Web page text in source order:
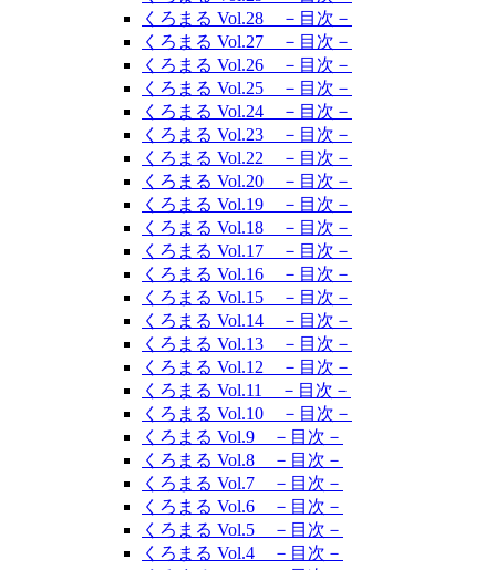
くろまる Vol.28 －目次－
くろまる Vol.27 －目次－
くろまる Vol.26 －目次－
くろまる Vol.25 －目次－
くろまる Vol.24 －目次－
くろまる Vol.23 －目次－
くろまる Vol.22 －目次－
くろまる Vol.20 －目次－
くろまる Vol.19 －目次－
くろまる Vol.18 －目次－
くろまる Vol.17 －目次－
くろまる Vol.16 －目次－
くろまる Vol.15 －目次－
くろまる Vol.14 －目次－
くろまる Vol.13 －目次－
くろまる Vol.12 －目次－
くろまる Vol.11 －目次－
くろまる Vol.10 －目次－
くろまる Vol.9 －目次－
くろまる Vol.8 －目次－
くろまる Vol.7 －目次－
くろまる Vol.6 －目次－
くろまる Vol.5 －目次－
くろまる Vol.4 －目次－